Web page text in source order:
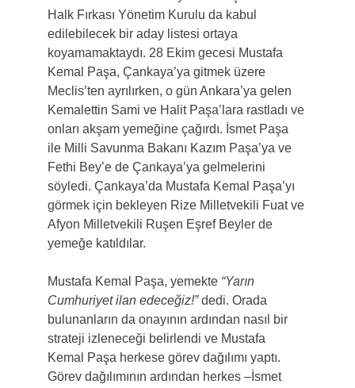
Halk Fırkası Yönetim Kurulu da kabul
edilebilecek bir aday listesi ortaya
koyamamaktaydı. 28 Ekim gecesi Mustafa
Kemal Paşa, Çankaya’ya gitmek üzere
Meclis’ten ayrılırken, o gün Ankara’ya gelen
Kemalettin Sami ve Halit Paşa’lara rastladı ve
onları akşam yemeğine çağırdı. İsmet Paşa
ile Milli Savunma Bakanı Kazım Paşa’ya ve
Fethi Bey’e de Çankaya’ya gelmelerini
söyledi. Çankaya’da Mustafa Kemal Paşa’yı
görmek için bekleyen Rize Milletvekili Fuat ve
Afyon Milletvekili Ruşen Eşref Beyler de
yemeğe katıldılar.
Mustafa Kemal Paşa, yemekte “Yarın
Cumhuriyet ilan edeceğiz!” dedi. Orada
bulunanların da onayının ardından nasıl bir
strateji izleneceği belirlendi ve Mustafa
Kemal Paşa herkese görev dağılımı yaptı.
Görev dağılımının ardından herkes –İsmet